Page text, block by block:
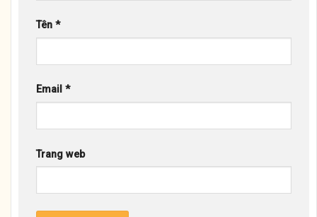
Tên *
Email *
Trang web